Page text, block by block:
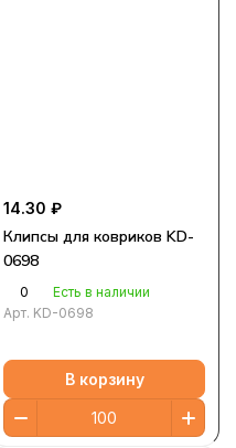
14.30 ₽
Клипсы для ковриков KD-
0698
0
Есть в наличии
Арт. KD-0698
В корзину